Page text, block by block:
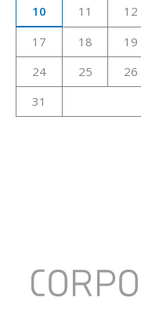
10
11 12
17
18 19
24
25 26
31
si
Donald